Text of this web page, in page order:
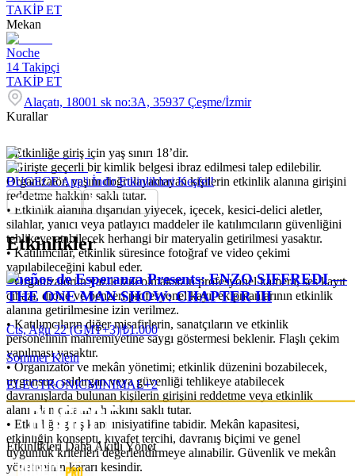
TAKİP ET
Mekan
Noche
14 Takipçi
TAKİP ET
Alaçatı, 18001 sk no:3A, 35937 Çeşme/İzmir
Kurallar
•⁠ Etkinliğe giriş için yaş sınırı 18’dir.
•⁠ ⁠Girişte geçerli bir kimlik belgesi ibraz edilmesi talep edilebilir.
Organizatör, yaşını doğrulayamayan kişilerin etkinlik alanına girişini
reddetme hakkını saklı tutar.
•⁠ ⁠Etkinlik alanına dışarıdan yiyecek, içecek, kesici-delici aletler,
silahlar, yanıcı veya patlayıcı maddeler ile katılımcıların güvenliğini
tehlikeye atabilecek herhangi bir materyalin getirilmesi yasaktır.
•⁠ ⁠Katılımcılar, etkinlik süresince fotoğraf ve video çekimi
yapılabileceğini kabul eder.
•⁠ ⁠Organizatörün yazılı izni olmaksızın profesyonel kamera, ses kayıt
cihazı, drone ve benzeri profesyonel kayıt ekipmanlarının etkinlik
alanına getirilmesine izin verilmez.
•⁠ ⁠Katılımcıların diğer misafirlerin, sanatçıların ve etkinlik
personelinin mahremiyetine saygı göstermesi beklenir. Flaşlı çekim
yapılması yasaktır.
•⁠ ⁠Organizatör ve mekân yönetimi; etkinlik düzenini bozabilecek,
uygunsuz, saldırgan veya güvenliği tehlikeye atabilecek
davranışlarda bulunan kişilerin girişini reddetme veya etkinlik
alanından çıkarma hakkını saklı tutar.
•⁠ ⁠Etkinliğe giriş kapı inisiyatifine tabidir. Mekân kapasitesi,
etkinliğin konsepti, kıyafet tercihi, davranış biçimi ve genel
uygunluk kriterleri değerlendirmeye alınabilir. Güvenlik ve mekân
yönetiminin kararı kesindir.
BUGECE App'i İndir Etkinlikleri Keşfet!
Etkinlikler
Sueños de Esperanza Presents: ENZO SIFFREDI —
THE ONE MAN SHOW: CHAPTER III
Cts, Ağu 22 (GMT+3)|₺1.000
Sommer Klein
ELECTRONICMINIMAL+2
Etkinlikleri Daha Akıllı Yönet